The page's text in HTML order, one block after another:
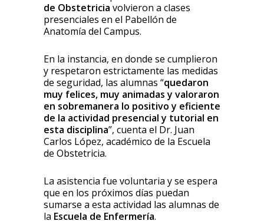
de Obstetricia volvieron a clases
presenciales en el Pabellón de
Anatomía del Campus.
En la instancia, en donde se cumplieron
y respetaron estrictamente las medidas
de seguridad, las alumnas “quedaron
muy felices, muy animadas y valoraron
en sobremanera lo positivo y eficiente
de la actividad presencial y tutorial en
esta disciplina”, cuenta el Dr. Juan
Carlos López, académico de la Escuela
de Obstetricia.
La asistencia fue voluntaria y se espera
que en los próximos días puedan
sumarse a esta actividad las alumnas de
la Escuela de Enfermería.